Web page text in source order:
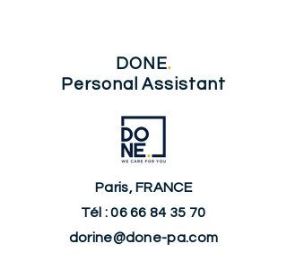
DONE.
Personal Assistant
Paris, FRANCE
Tél :06 66 84 35 70
dorine@done-pa.com